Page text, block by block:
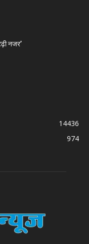
Ltd
नजर’
14436
974